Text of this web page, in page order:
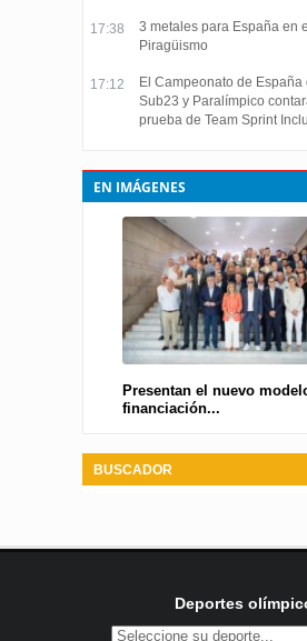
17:38
3 metales para España en
Piragüismo
17:12
El Campeonato de España
Sub23 y Paralímpico
prueba de Team Sprint
EN IMÁGENES
Presentan el nuevo
financiación...
BUSCADOR
Deportes